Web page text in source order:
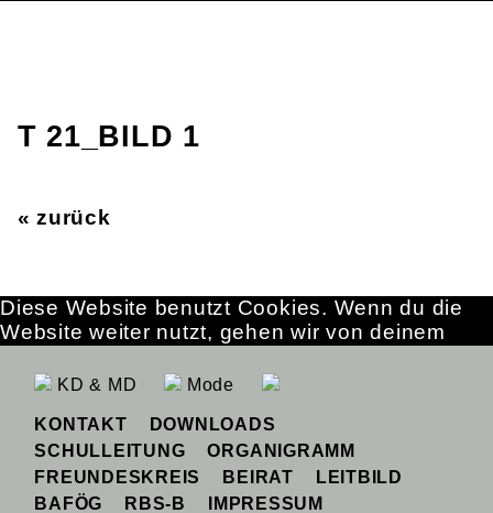
T 21_BILD 1
« zurück
KD & MD Mode
KONTAKT
DOWNLOADS
SCHULLEITUNG
ORGANIGRAMM
FREUNDESKREIS
BEIRAT
LEITBILD
BAFÖG
RBS-B IMPRESSUM
Diese Website benutzt Cookies. Wenn du die
Website weiter nutzt, gehen wir von deinem